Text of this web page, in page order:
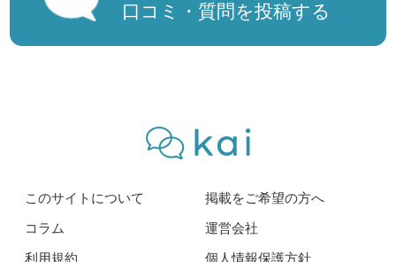
口コミ・質問を投稿する
このサイトについて
掲載をご希望の方へ
コラム
運営会社
利用規約
個人情報保護方針